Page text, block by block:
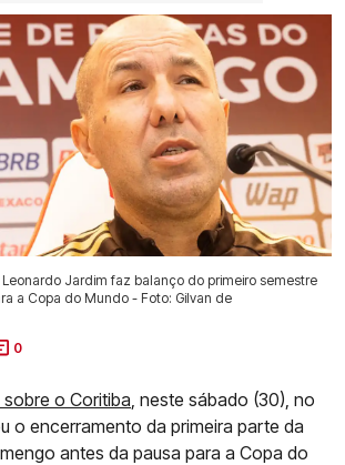
Jardim faz balanço do primeiro semestre
a Copa do Mundo - Foto: Gilvan de
0
o Coritiba , neste sábado (30), no
o encerramento da primeira parte da
antes da pausa para a Copa do